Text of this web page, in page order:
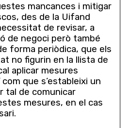
mancances i mitigar
des de la Uifand
de revisar, a
de negoci però també
forma periòdica, que els
no figurin en la llista de
aplicar mesures
que s’estableixi un
tal de comunicar
mesures, en el cas